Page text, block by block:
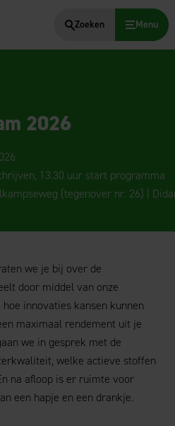
Zoeken Menu
2026
13.30 uur start programma
(tegenover nr. 26) |
we je bij over de
door middel van onze
innovaties kansen kunnen
maximaal rendement uit je
we in gesprek met de
welke actieve stoffen
na afloop is er ruimte voor
een hapje en een drankje.